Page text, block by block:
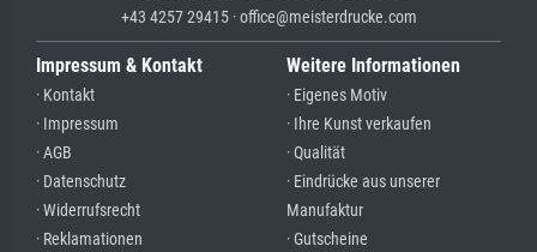
+43 4257 29415 · office@meisterdrucke.com
Impressum & Kontakt
· Kontakt
· Impressum
· AGB
· Datenschutz
· Widerrufsrecht
· Reklamationen
Weitere Informationen
· Eigenes Motiv
· Ihre Kunst verkaufen
· Qualität
· Eindrücke aus unserer
Manufaktur
· Gutscheine